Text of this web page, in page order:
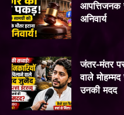
आपत्तिजनक
अनिवार्य
जंतर-मंतर पर
वाले
उनकी मदद